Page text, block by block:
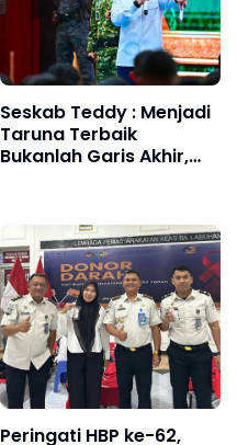
Seskab Teddy : Menjadi
Taruna Terbaik
Bukanlah Garis Akhir,
​Peringati HBP ke-62,